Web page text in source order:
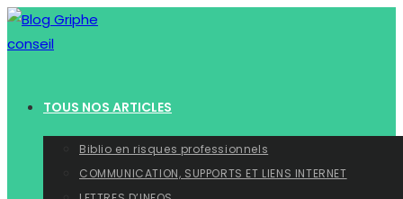
Skip
to
TOUS NOS ARTICLES
Biblio en risques professionnels
COMMUNICATION, SUPPORTS ET LIENS INTERNET